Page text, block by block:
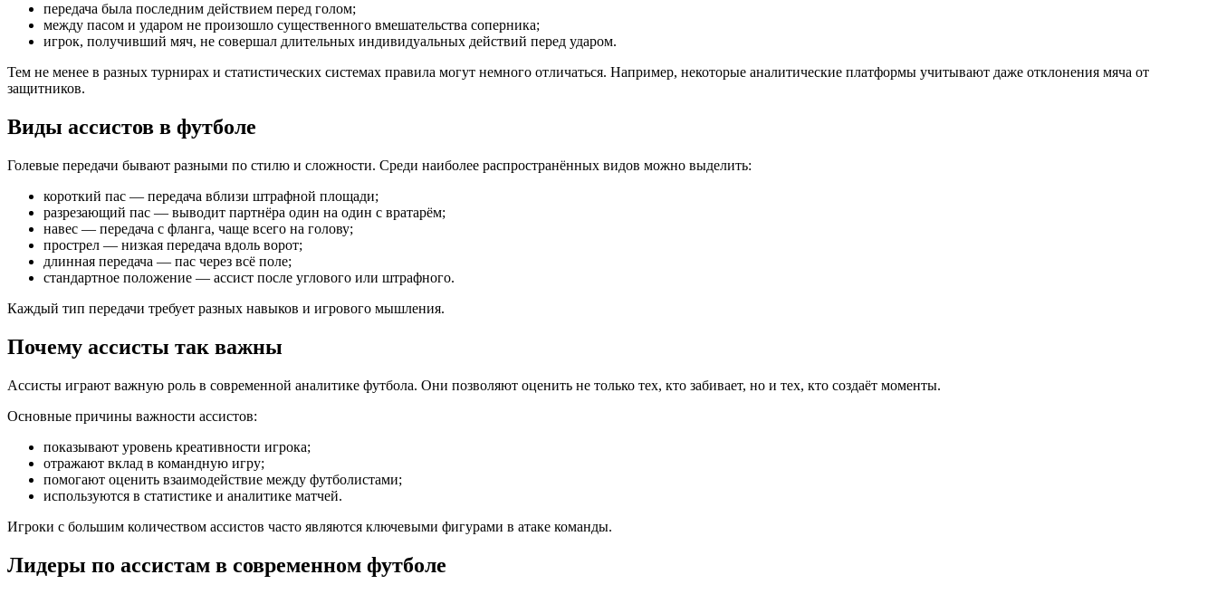
передача была последним действием перед голом;
между пасом и ударом не произошло существенного вмешательства соперника;
игрок, получивший мяч, не совершал длительных индивидуальных действий перед ударом.
Тем не менее в разных турнирах и статистических системах правила могут немного отличаться. Например, некоторые аналитические платформы учитывают даже отклонения мяча от
защитников.
Виды ассистов в футболе
Голевые передачи бывают разными по стилю и сложности. Среди наиболее распространённых видов можно выделить:
короткий пас — передача вблизи штрафной площади;
разрезающий пас — выводит партнёра один на один с вратарём;
навес — передача с фланга, чаще всего на голову;
прострел — низкая передача вдоль ворот;
длинная передача — пас через всё поле;
стандартное положение — ассист после углового или штрафного.
Каждый тип передачи требует разных навыков и игрового мышления.
Почему ассисты так важны
Ассисты играют важную роль в современной аналитике футбола. Они позволяют оценить не только тех, кто забивает, но и тех, кто создаёт моменты.
Основные причины важности ассистов:
показывают уровень креативности игрока;
отражают вклад в командную игру;
помогают оценить взаимодействие между футболистами;
используются в статистике и аналитике матчей.
Игроки с большим количеством ассистов часто являются ключевыми фигурами в атаке команды.
Лидеры по ассистам в современном футболе